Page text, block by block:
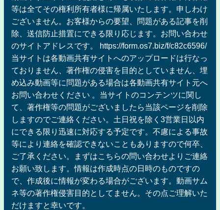
等は全てその権利所有者様に帰属いたします。申しわけ
ございません。お客様からの要望、問題がある記事を削
除、送信防止措置にできる限り応じます。お問い合わせ
のサイトアドレスです。 https://form.os7.biz/f/c82c6596/
当サイトは各動画共有サイトへのアップロードは行なっ
ておりません、著作権の侵害を目的としていません、埋
め込み動画等に問題がある場合は各動画共有サイト元へ
お問い合わせください 。当サイトのコンテンツに関し
て、著作権等の問題がございましたら当該ページを削除
しますのでご連絡ください。土日祝を除く3営業日以内
にできる限り迅速に対応する予定です。不慮による事故
等により連絡を確認できないこともありますので何卒、
ご了承ください。まずはこちらの問い合わせよりご連絡
お願い致します。情報は作成時点の日時のものですの
で、作成後に情報が変わる場合がございます。動画サム
ネ等の著作権侵害目的としてません。その点ご理解いた
だけますと幸いです。